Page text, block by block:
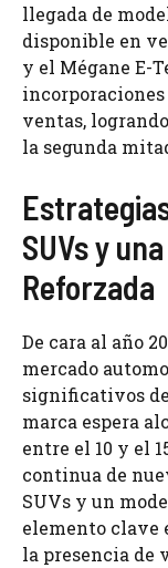
llegada de
disponible en
y el Mégane E-
ventas,
la segunda
SUVs y
Reforzada
De cara al año
mercado
significativos
marca espera
entre el 10 y el
continua de
SUVs y un
elemento clave
la presencia de